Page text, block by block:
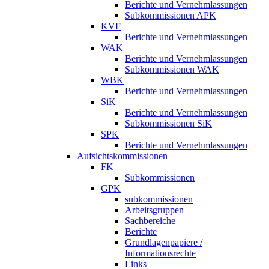
Berichte und Vernehmlassungen
Subkommissionen APK
KVF
Berichte und Vernehmlassungen
WAK
Berichte und Vernehmlassungen
Subkommissionen WAK
WBK
Berichte und Vernehmlassungen
SiK
Berichte und Vernehmlassungen
Subkommissionen SiK
SPK
Berichte und Vernehmlassungen
Aufsichtskommissionen
FK
Subkommissionen
GPK
subkommissionen
Arbeitsgruppen
Sachbereiche
Berichte
Grundlagenpapiere /
Informationsrechte
Links